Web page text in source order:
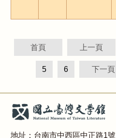
首頁 上一頁
5 6 下一頁
地址：台南市中西區中正路1號